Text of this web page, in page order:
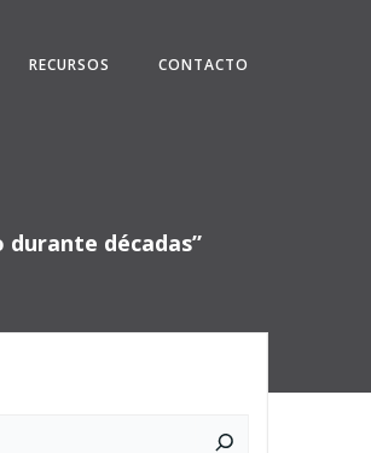
RECURSOS CONTACTO
décadas”